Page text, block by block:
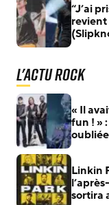
“J’ai
revient
L'actu Rock
« Il
fun ! »
Linkin
sortira